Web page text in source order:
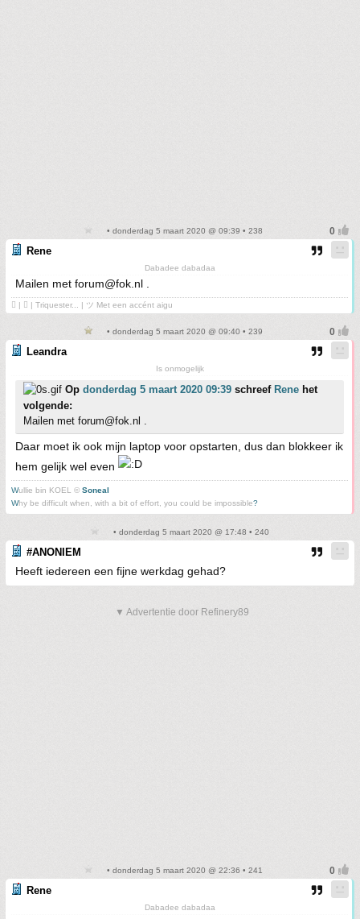
• donderdag 5 maart 2020 @ 09:39 • 238
Rene
Dabadee dabadaa
Mailen met forum@fok.nl .
 | ❤ | Triquester... | ツ Met een accént aigu
• donderdag 5 maart 2020 @ 09:40 • 239
Leandra
Is onmogelijk
Op donderdag 5 maart 2020 09:39 schreef Rene het
volgende:
Mailen met forum@fok.nl .
Daar moet ik ook mijn laptop voor opstarten, dus dan blokkeer ik
hem gelijk wel even
Wullie bin KOEL © Soneal
Why be difficult when, with a bit of effort, you could be impossible?
• donderdag 5 maart 2020 @ 17:48 • 240
#ANONIEM
Heeft iedereen een fijne werkdag gehad?
▼ Advertentie door Refinery89
• donderdag 5 maart 2020 @ 22:36 • 241
Rene
Dabadee dabadaa